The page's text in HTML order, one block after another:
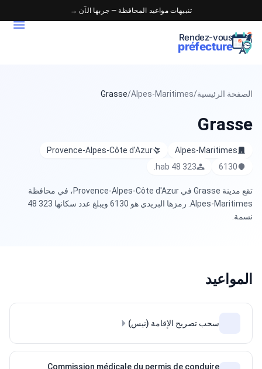
تنبيهات مواعيد المحافظة — جربها الآن →
Rendez-vous
préfecture
الصفحة الرئيسية/
Alpes-Maritimes
/
Grasse
Grasse
Alpes-Maritimes
Provence-Alpes-Côte d'Azur
6130
48 323 hab.
تقع مدينة Grasse في Provence-Alpes-Côte d'Azur، في محافظة
Alpes-Maritimes. رمزها البريدي هو 6130 ويبلغ عدد سكانها 48 323
نسمة.
المواعيد
سحب تصريح الإقامة (نيس)
Commission médicale du permis de conduire